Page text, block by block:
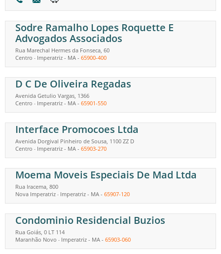
Sodre Ramalho Lopes Roquette E
Advogados Associados
Rua Marechal Hermes da Fonseca, 60
Centro - Imperatriz - MA - 65900-400
D C De Oliveira Regadas
Avenida Getulio Vargas, 1366
Centro - Imperatriz - MA - 65901-550
Interface Promocoes Ltda
Avenida Dorgival Pinheiro de Sousa, 1100 ZZ D
Centro - Imperatriz - MA - 65903-270
Moema Moveis Especiais De Mad Ltda
Rua Iracema, 800
Nova Imperatriz - Imperatriz - MA - 65907-120
Condominio Residencial Buzios
Rua Goiás, 0 LT 114
Maranhão Novo - Imperatriz - MA - 65903-060